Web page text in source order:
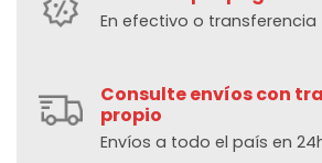
En efectivo o transferencia
Consulte envíos con
propio
Envíos a todo el país en